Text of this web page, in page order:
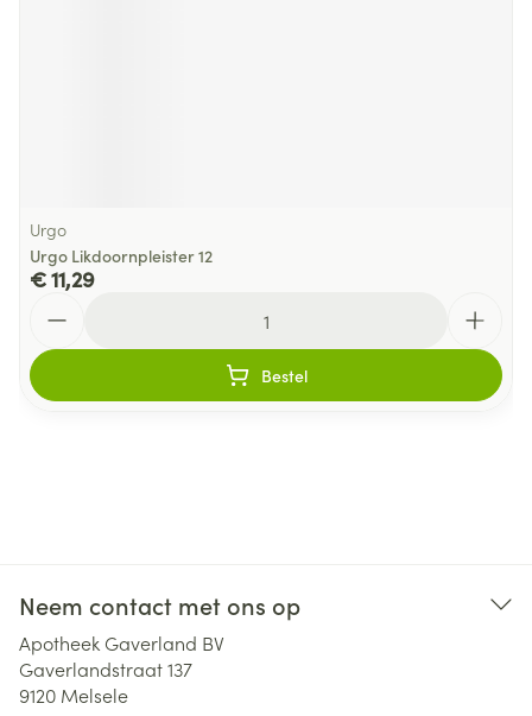
Urgo
Urgo Likdoornpleister 12
€ 11,29
Bestel
Neem contact met ons op
Apotheek Gaverland BV
Gaverlandstraat 137
9120 Melsele